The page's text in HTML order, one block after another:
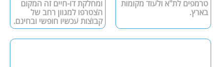
טרמפים לת"א ולעוד מקומות
בארץ.
ומחלקת דו-חיים זה המקום
הצטרפו למגוון רחב של
קבוצות עכשיו חופשי ובחינם.